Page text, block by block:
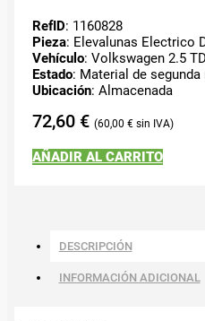
RefID: 1160828
Pieza: Elevalunas Electrico
Vehículo: Volkswagen 2.5
Estado: Material de segunda
Ubicación: Almacenada
72,60 € 60,00 €
AÑADIR AL CARRITO
DESCRIPCIÓN
INFORMACIÓN ADICIONAL